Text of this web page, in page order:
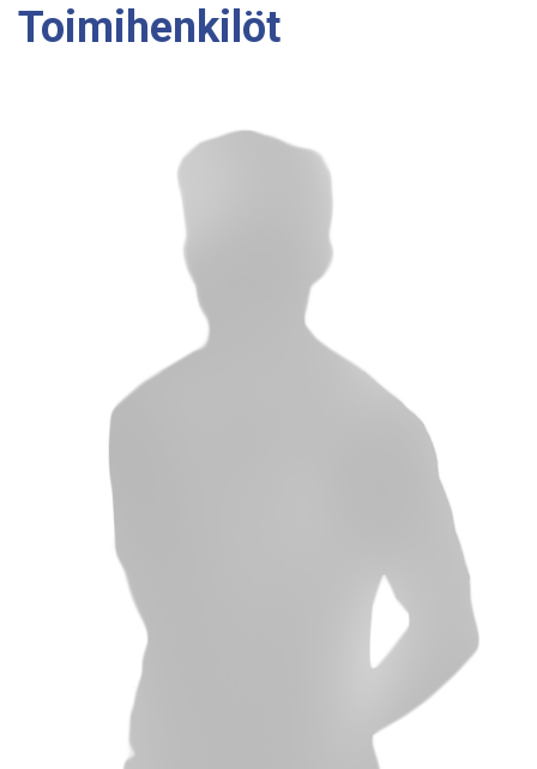
Toimihenkilöt